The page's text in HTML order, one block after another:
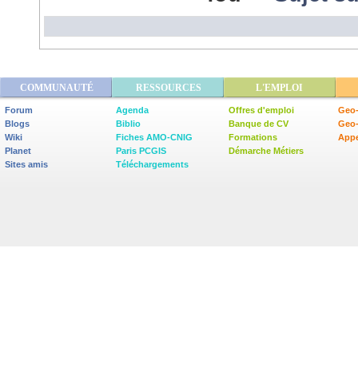
COMMUNAUTÉ RESSOURCES L'EMPLOI
Forum
Blogs
Wiki
Planet
Sites amis
Agenda
Biblio
Fiches AMO-CNIG
Paris PCGIS
Téléchargements
Offres d'emploi
Banque de CV
Formations
Démarche Métiers